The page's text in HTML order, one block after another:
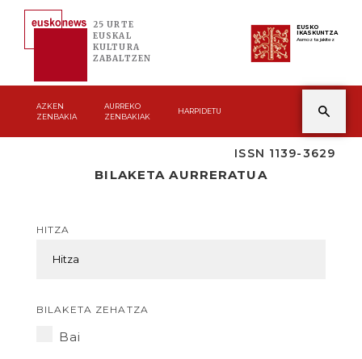
25 URTE
EUSKAL
KULTURA
ZABALTZEN
EUSKO
IKASKUNTZA
Asmoz ta jakitez
AZKEN
ZENBAKIA
AURREKO
ZENBAKIAK
HARPIDETU
ISSN 1139-3629
BILAKETA AURRERATUA
HITZA
BILAKETA ZEHATZA
Bai